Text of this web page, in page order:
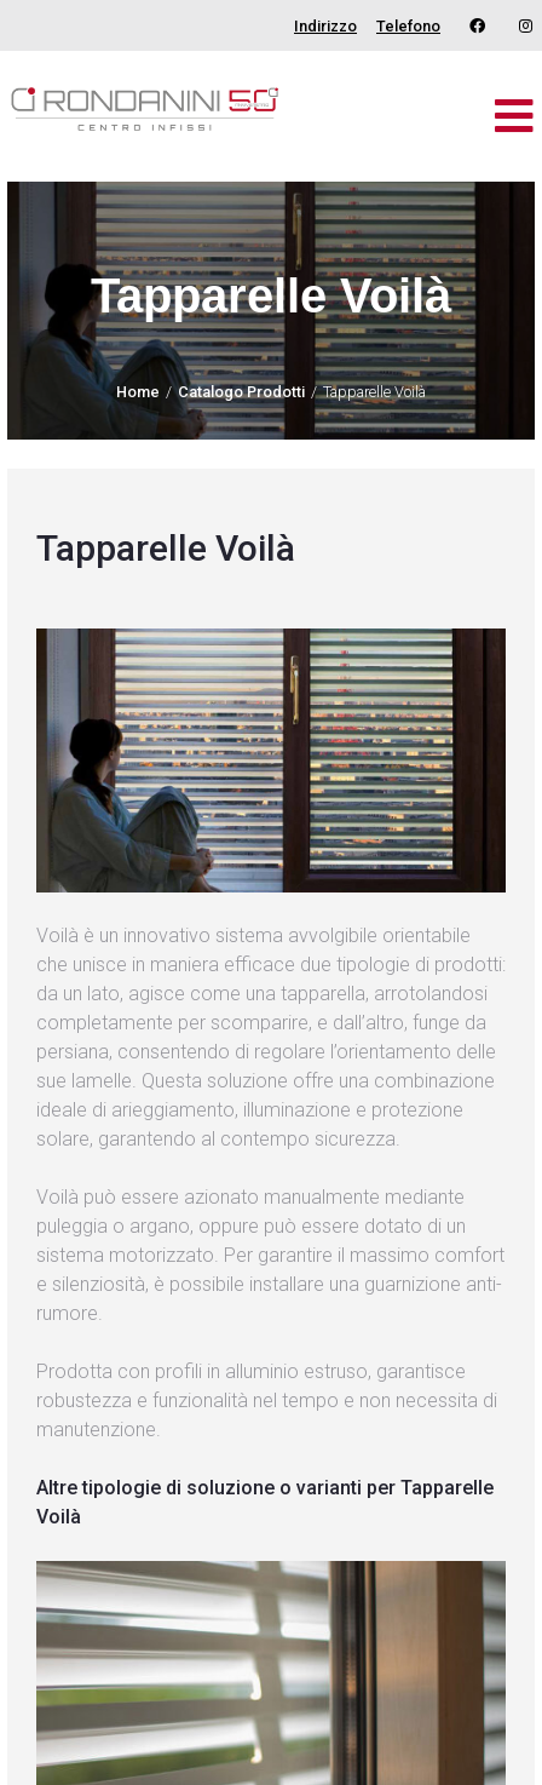
Indirizzo Telefono
Brand
Serramenti
Porte
Oscuranti
Outdoor
Contatti
Tapparelle Voilà
Home Catalogo Prodotti Tapparelle Voilà
Tapparelle Voilà
Voilà è un innovativo sistema avvolgibile orientabile
che unisce in maniera efficace due tipologie di prodotti:
da un lato, agisce come una tapparella, arrotolandosi
completamente per scomparire, e dall’altro, funge da
persiana, consentendo di regolare l’orientamento delle
sue lamelle. Questa soluzione offre una combinazione
ideale di arieggiamento, illuminazione e protezione
solare, garantendo al contempo sicurezza.
Voilà può essere azionato manualmente mediante
puleggia o argano, oppure può essere dotato di un
sistema motorizzato. Per garantire il massimo comfort
e silenziosità, è possibile installare una guarnizione anti-
rumore.
Prodotta con profili in alluminio estruso, garantisce
robustezza e funzionalità nel tempo e non necessita di
manutenzione.
Altre tipologie di soluzione o varianti per Tapparelle
Voilà